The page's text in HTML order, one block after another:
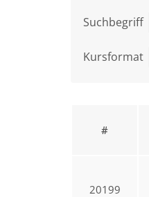
Suchbegriff
Kursformat
#
20199